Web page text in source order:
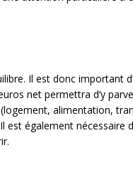
Il est donc important
net permettra d’y
alimentation,
également nécessaire